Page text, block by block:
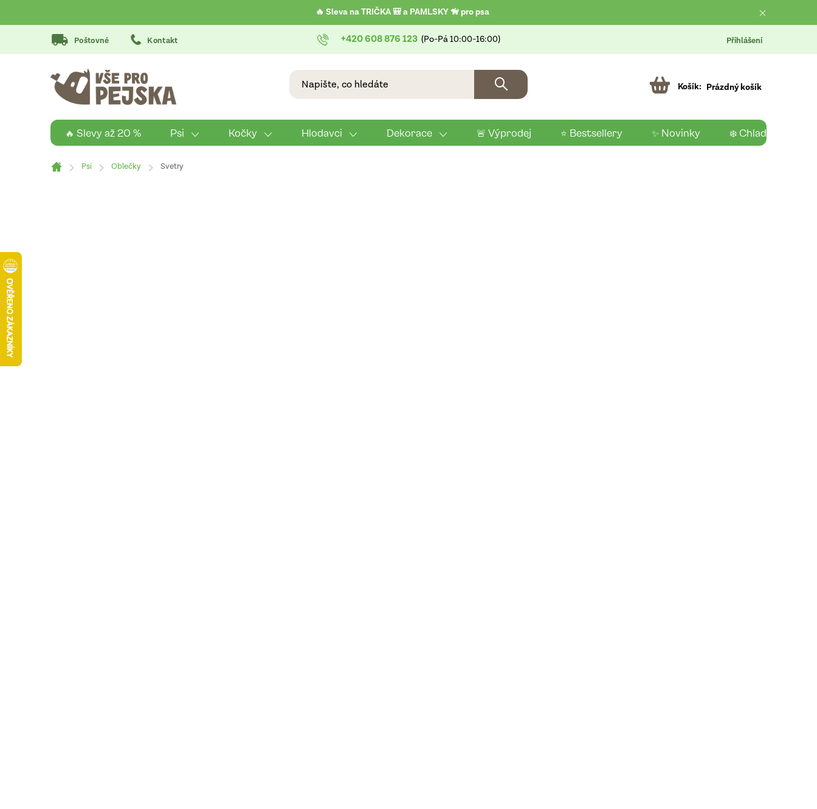
na
🔥 Sleva na TRIČKA 🎒 a PAMLSKY 🦮 pro psa
+420 608 876 123
Poštovné Kontakt Přihlášení
Prázdný košík
🔥 Slevy až 20 % Psi Kočky Hlodavci Dekorace 🚨 Výprodej ⭐ Bestsellery ✨ Novinky ❄️ Chladící
Domů
Psi Oblečky Svetry